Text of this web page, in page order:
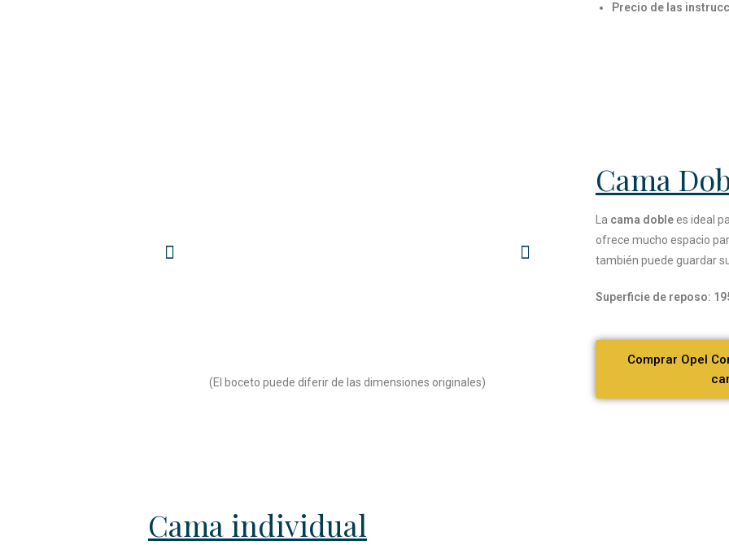
Precio de las
(El boceto puede diferir de las dimensiones originales)
Cama
La cama doblees ideal
ofrece mucho espacio
también puede guardar
Superficie de reposo:
Comprar Opel
Cama individual